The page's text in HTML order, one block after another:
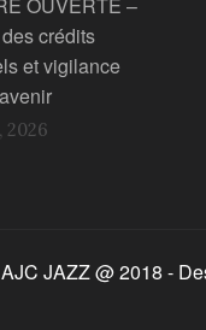
OUVERTE –
crédits
et vigilance
2026
JAZZ @ 2018 -